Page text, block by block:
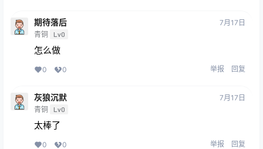
期待落后
青铜 Lv0
7月17日
怎么做
0 0 举报 回复
灰狼沉默
青铜 Lv0
7月17日
太棒了
0 0 举报 回复